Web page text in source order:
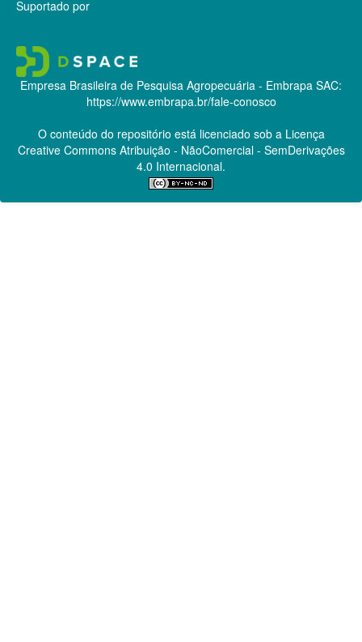
Suportado por
Empresa Brasileira de Pesquisa Agropecuária - Embrapa SAC:
https://www.embrapa.br/fale-conosco
O conteúdo do repositório está licenciado sob a Licença
Creative CommonsAtribuição - NãoComercial - SemDerivações
4.0 Internacional.